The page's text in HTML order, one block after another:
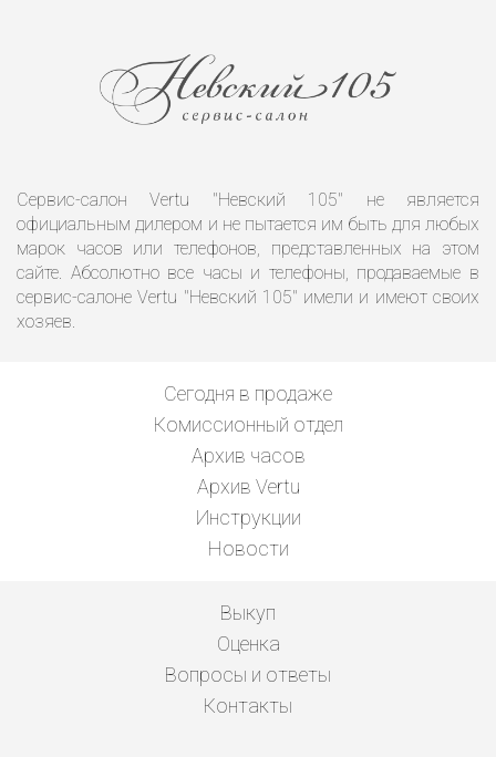
Сервис-салон Vertu "Невский 105" не является
официальным дилером и не пытается им быть для любых
марок часов или телефонов, представленных на этом
сайте. Абсолютно все часы и телефоны, продаваемые в
сервис-салоне Vertu "Невский 105" имели и имеют своих
хозяев.
Сегодня в продаже
Комиссионный отдел
Архив часов
Архив Vertu
Инструкции
Новости
Выкуп
Оценка
Вопросы и ответы
Контакты